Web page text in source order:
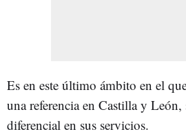
Es en este último ámbito en el
una referencia en Castilla y León,
diferencial en sus servicios.